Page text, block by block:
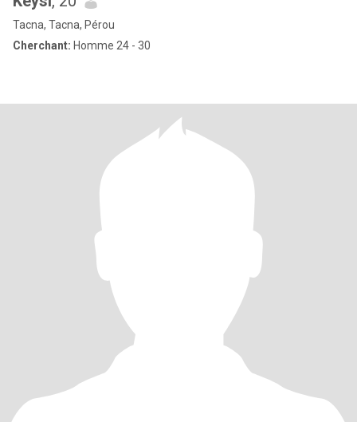
Tacna, Tacna, Pérou
Cherchant: Homme 24 - 30